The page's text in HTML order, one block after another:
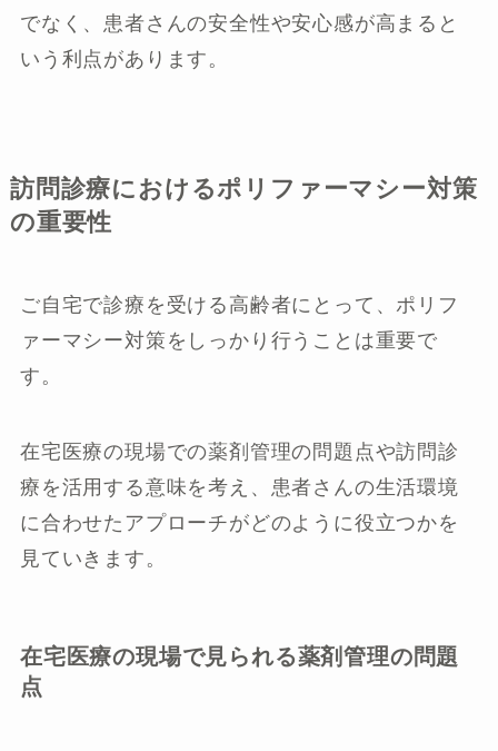
でなく、患者さんの安全性や安心感が高まると
いう利点があります。
訪問診療におけるポリファーマシー対策
の重要性
ご自宅で診療を受ける高齢者にとって、ポリフ
ァーマシー対策をしっかり行うことは重要で
す。
在宅医療の現場での薬剤管理の問題点や訪問診
療を活用する意味を考え、患者さんの生活環境
に合わせたアプローチがどのように役立つかを
見ていきます。
在宅医療の現場で見られる薬剤管理の問題
点